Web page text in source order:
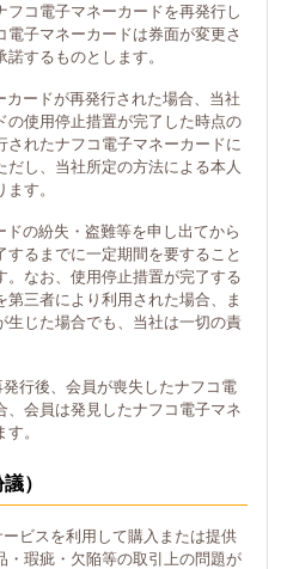
コ電子マネーカードを再発行し
電子マネーカードは券面が変更さ
するものとします。
ードが再発行された場合、当社
の使用停止措置が完了した時点の
れたナフコ電子マネーカードに
し、当社所定の方法による本人
す。
の紛失・盗難等を申し出てから
るまでに一定期間を要すること
。なお、使用停止措置が完了する
三者により利用された場合、ま
生じた場合でも、当社は一切の責
行後、会員が喪失したナフコ電
会員は発見したナフコ電子マネ
。
）
ビスを利用して購入または提供
・瑕疵・欠陥等の取引上の問題が